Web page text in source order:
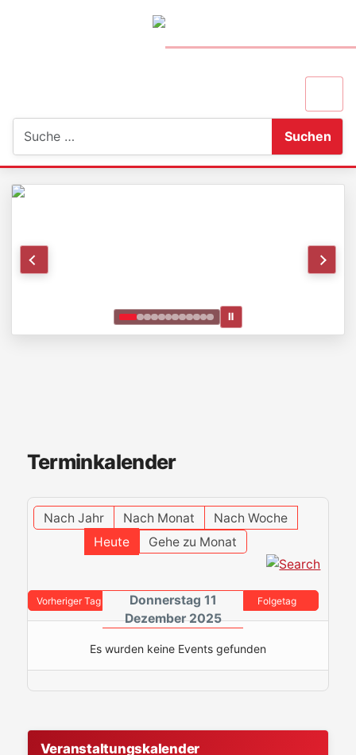
Suchen
Ⅱ
Terminkalender
Nach Jahr Nach Monat
Nach Woche
Heute
Gehe zu Monat
Vorheriger Tag
Donnerstag 11
Dezember 2025
Folgetag
Es wurden keine Events gefunden
Veranstaltungskalender